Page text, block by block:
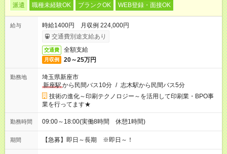
派遣 職種未経験OK ブランクOK WEB登録・面接OK
給与
時給1400円 月収例 224,000円
交通費別途支給あり
交通費 全額支給
月収例 20～25万円
勤務地
埼玉県新座市
新座駅から民間バス10分 / 志木駅から民間バス5分
技術の進化～印刷テクノロジー～を活用して印刷業・BPO事
業を行ってます★
勤務時間 09:00～18:00(実働8時間 休憩1時間)
期間 【急募】即日～長期 ※即日～！